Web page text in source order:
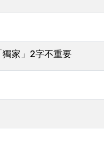
家」2字不重要